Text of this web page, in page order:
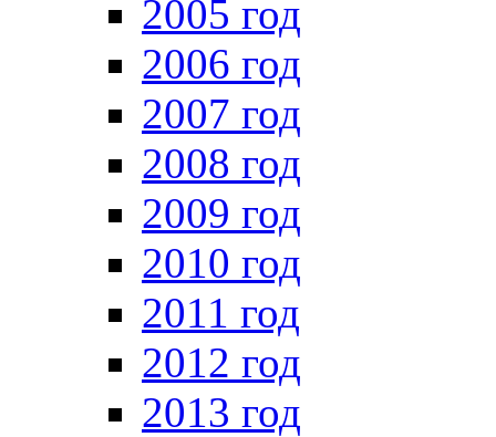
2005 год
2006 год
2007 год
2008 год
2009 год
2010 год
2011 год
2012 год
2013 год